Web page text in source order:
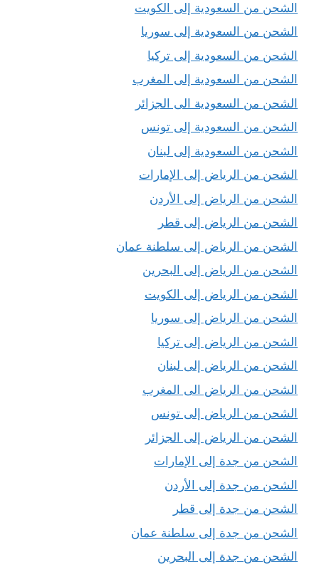
الشحن من السعودية إلى الكويت
الشحن من السعودية إلى سوريا
الشحن من السعودية إلى تركيا
الشحن من السعودية إلى المغرب
الشحن من السعودية الى الجزائر
الشحن من السعودية إلى تونس
الشحن من السعودية إلى لبنان
الشحن من الرياض إلى الإمارات
الشحن من الرياض إلى الأردن
الشحن من الرياض إلى قطر
الشحن من الرياض إلى سلطنة عمان
الشحن من الرياض إلى البحرين
الشحن من الرياض إلى الكويت
الشحن من الرياض إلى سوريا
الشحن من الرياض إلى تركيا
الشحن من الرياض إلى لبنان
الشحن من الرياض الى المغرب
الشحن من الرياض إلى تونس
الشحن من الرياض إلى الجزائر
الشحن من جدة إلى الإمارات
الشحن من جدة إلى الأردن
الشحن من جدة إلى قطر
الشحن من جدة إلى سلطنة عمان
الشحن من جدة إلى البحرين